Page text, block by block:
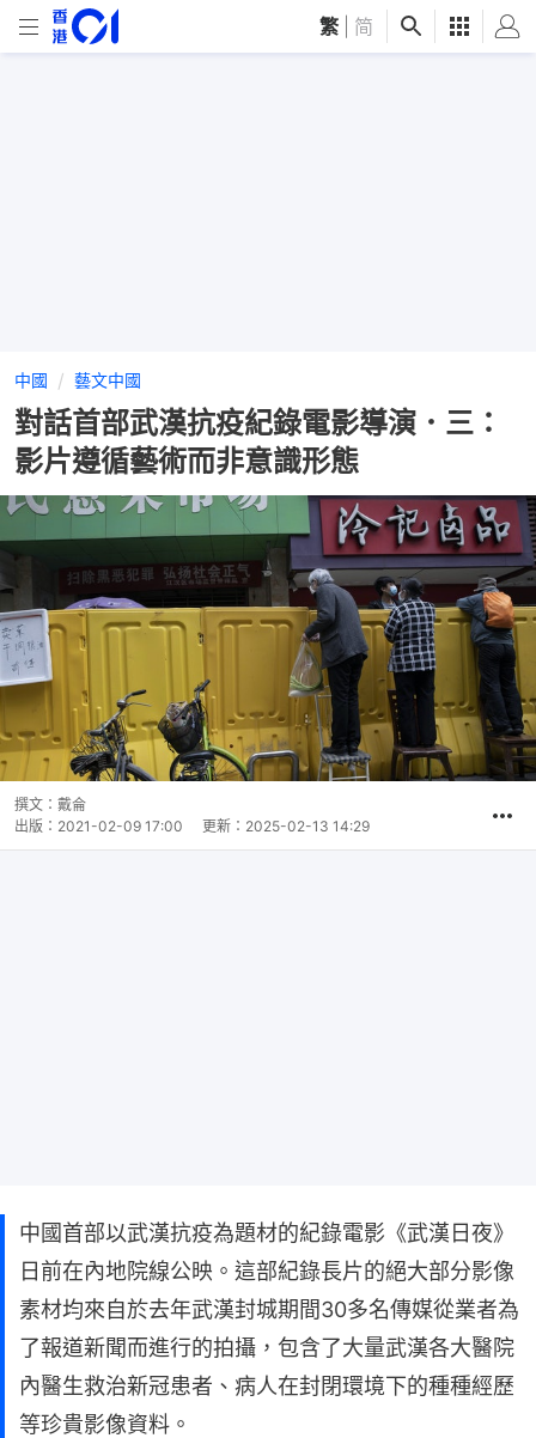
繁 简
中國 藝文中國
對話首部武漢抗疫紀錄電影導演．三：
影片遵循藝術而非意識形態
撰文： 戴侖
出版： 2021-02-09 17:00 更新： 2025-02-13 14:29
中國首部以武漢抗疫為題材的紀錄電影《武漢日夜》
日前在內地院線公映。這部紀錄長片的絕大部分影像
素材均來自於去年武漢封城期間30多名傳媒從業者為
了報道新聞而進行的拍攝，包含了大量武漢各大醫院
內醫生救治新冠患者、病人在封閉環境下的種種經歷
等珍貴影像資料。